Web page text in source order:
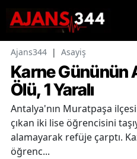
Ajans344 | Asayiş
Karne Gününün
Ölü, 1 Yaralı
Antalya'nın Muratpaşa
çıkan iki lise öğrencisini
alamayarak refüje çarptı.
öğrenc...